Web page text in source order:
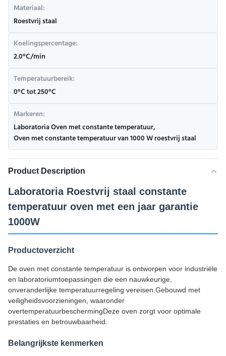
Materiaal:
Roestvrij staal
Koelingspercentage:
2.0°C/min
Temperatuurbereik:
0°C tot 250°C
Markeren:
Laboratoria Oven met constante temperatuur,
Oven met constante temperatuur van 1000 W roestvrij staal
Product Description
Laboratoria Roestvrij staal constante
temperatuur oven met een jaar garantie
1000W
Productoverzicht
De oven met constante temperatuur is ontworpen voor industriële
en laboratoriumtoepassingen die een nauwkeurige,
onveranderlijke temperatuurregeling vereisen.Gebouwd met
veiligheidsvoorzieningen, waaronder
overtemperatuurbeschermingDeze oven zorgt voor optimale
prestaties en betrouwbaarheid.
Belangrijkste kenmerken